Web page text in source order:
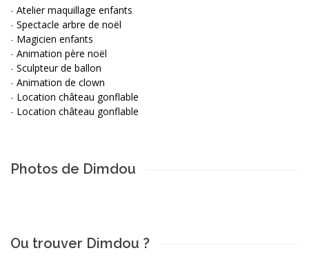
- Atelier maquillage enfants
- Spectacle arbre de noël
- Magicien enfants
- Animation père noël
- Sculpteur de ballon
- Animation de clown
- Location château gonflable
- Location château gonflable
Photos de Dimdou
Ou trouver Dimdou ?